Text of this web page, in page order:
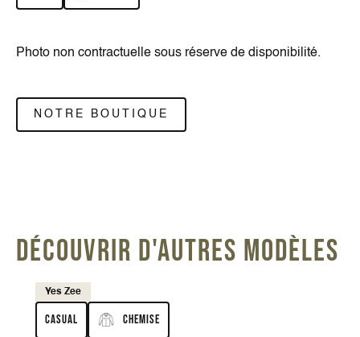
Photo non contractuelle sous réserve de disponibilité.
NOTRE BOUTIQUE
DÉCOUVRIR D'AUTRES MODÈLES
Yes Zee
Casual Chemise